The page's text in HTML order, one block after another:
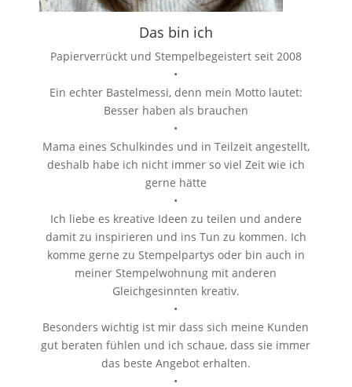
Das bin ich
Papierverrückt und Stempelbegeistert seit 2008
•
Ein echter Bastelmessi, denn mein Motto lautet:
Besser haben als brauchen
•
Mama eines Schulkindes und in Teilzeit angestellt,
deshalb habe ich nicht immer so viel Zeit wie ich
gerne hätte
•
Ich liebe es kreative Ideen zu teilen und andere
damit zu inspirieren und ins Tun zu kommen. Ich
komme gerne zu Stempelpartys oder bin auch in
meiner Stempelwohnung mit anderen
Gleichgesinnten kreativ.
•
Besonders wichtig ist mir dass sich meine Kunden
gut beraten fühlen und ich schaue, dass sie immer
das beste Angebot erhalten.
•